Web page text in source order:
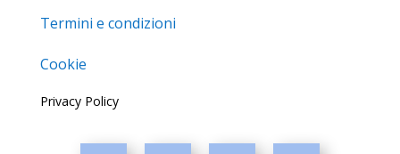
Termini e condizioni
Cookie
Privacy Policy